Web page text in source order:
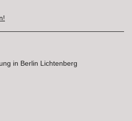
in Berlin Lichtenberg